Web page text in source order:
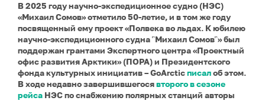
В 2025 году научно-экспедиционное судно (НЭС)
«Михаил Сомов» отметило 50-летие, и в том же году
посвященный ему проект «Полвека во льдах. К юбилею
научно-экспедиционного судна ῝Михаил Сомов῝» был
поддержан грантами Экспертного центра «Проектный
офис развития Арктики» (ПОРА) и Президентского
фонда культурных инициатив – GoArcticписалоб этом.
В ходе недавно завершившегосявторого в сезоне
рейса НЭС по снабжению полярных станций авторы